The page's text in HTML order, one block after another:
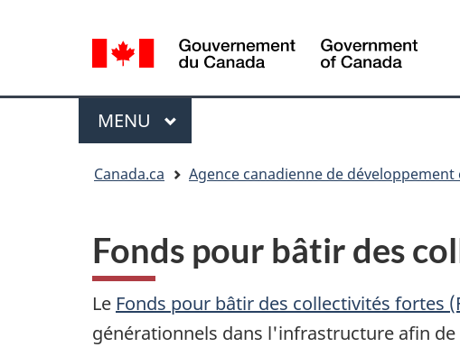
de
la
langue
Menu
MENU PRINCIPAL
Canada.ca Agence canadienne de
Fonds pour bâtir des
Le Fonds pour bâtir des collectivités fortes
générationnels dans l'infrastructure afin